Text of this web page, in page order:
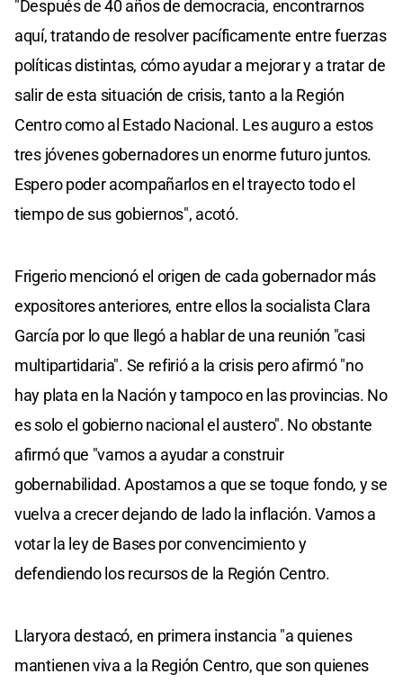
"Después de 40 años de democracia, encontrarnos
aquí, tratando de resolver pacíficamente entre fuerzas
políticas distintas, cómo ayudar a mejorar y a tratar de
salir de esta situación de crisis, tanto a la Región
Centro como al Estado Nacional. Les auguro a estos
tres jóvenes gobernadores un enorme futuro juntos.
Espero poder acompañarlos en el trayecto todo el
tiempo de sus gobiernos", acotó.
Frigerio mencionó el origen de cada gobernador más
expositores anteriores, entre ellos la socialista Clara
García por lo que llegó a hablar de una reunión "casi
multipartidaria". Se refirió a la crisis pero afirmó "no
hay plata en la Nación y tampoco en las provincias. No
es solo el gobierno nacional el austero". No obstante
afirmó que "vamos a ayudar a construir
gobernabilidad. Apostamos a que se toque fondo, y se
vuelva a crecer dejando de lado la inflación. Vamos a
votar la ley de Bases por convencimiento y
defendiendo los recursos de la Región Centro.
Llaryora destacó, en primera instancia "a quienes
mantienen viva a la Región Centro, que son quienes